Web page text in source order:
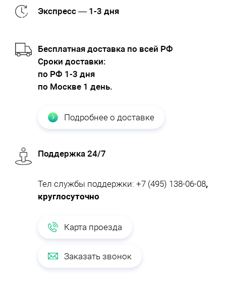
Экспресс — 1-3 дня
Бесплатная доставка по всей РФ
Cроки доставки:
по РФ 1-3 дня
по Москве 1 день.
Подробнее о доставке
Поддержка 24/7
Тел службы поддержки: +7 (495) 138-06-08,
круглосуточно
Карта проезда
Заказать звонок